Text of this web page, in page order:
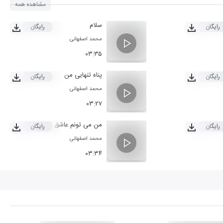
مشاهده همه
رایگان سلام
محمد اصفهانی
۰۳:۳۵
رایگان
رایگان پناه تنهایی من
محمد اصفهانی
۰۳:۲۷
رایگان
رایگان من می تونم عاشق شم
محمد اصفهانی
۰۳:۳۴
رایگان